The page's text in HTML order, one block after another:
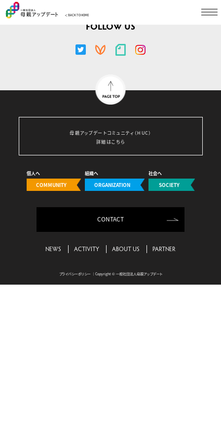
＜ BACK TO HOME
FOLLOW US
母親アップデートコミュニティ（HUC）
詳細はこちら
COMMUNITY
個人へ
ORGANIZATION
組織へ
SOCIETY
社会へ
CONTACT
NEWS ACTIVITY ABOUT US PARTNER
プライバシーポリシー｜Copyright © 一般社団法人母親アップデート